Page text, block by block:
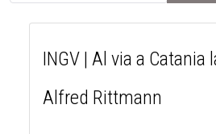
INGV | Al via a Catania
Alfred Rittmann